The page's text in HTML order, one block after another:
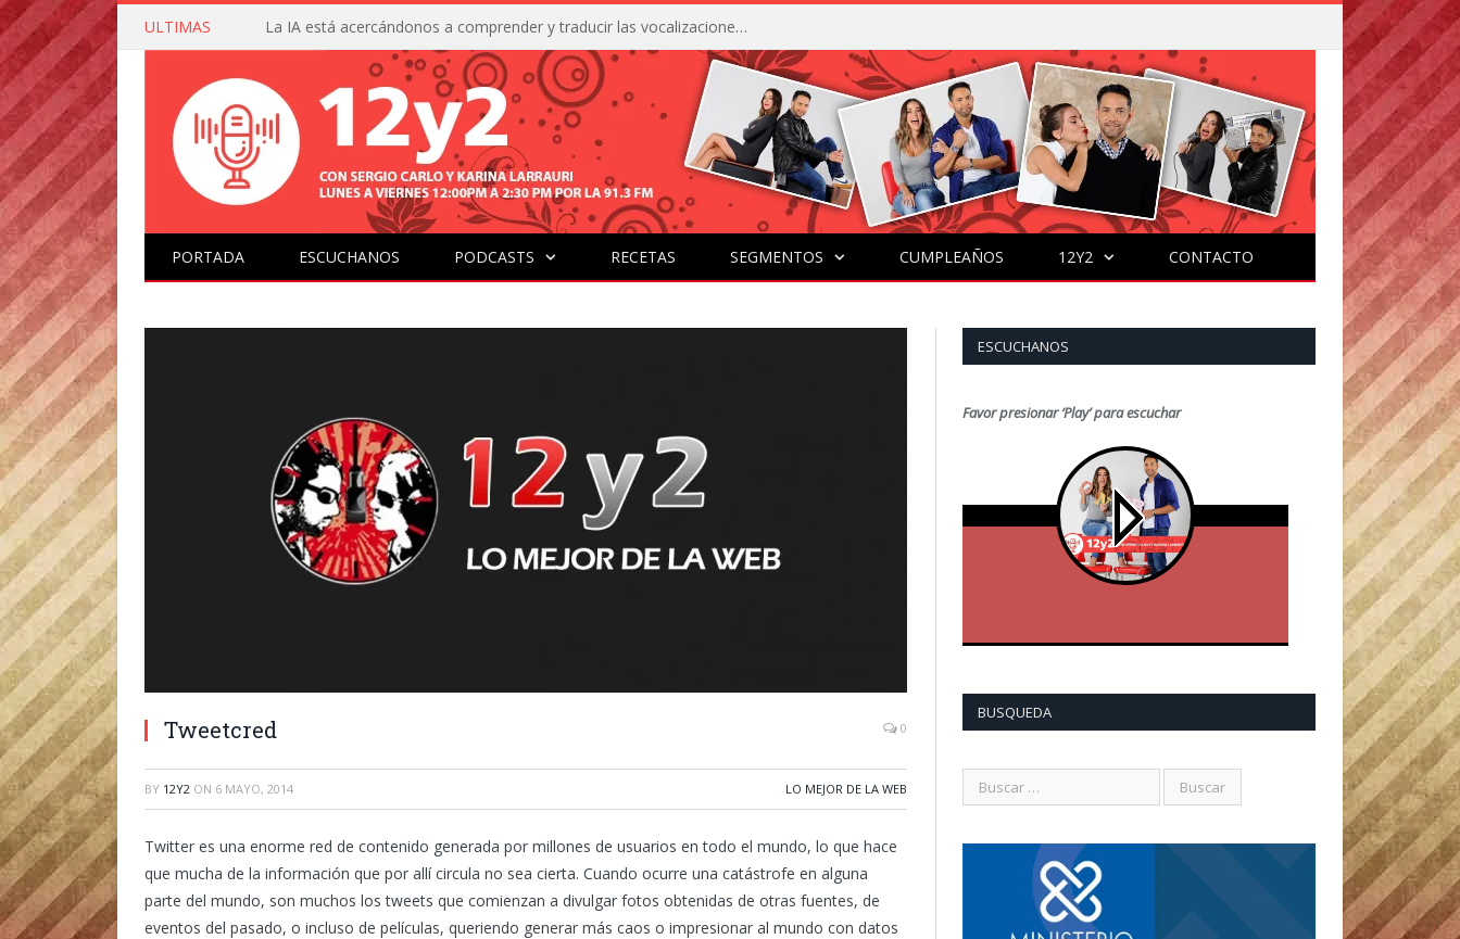
ULTIMAS La IA está acercándonos a comprender y traducir las vocalizaciones y comportamientos de nuestras mascotas
PORTADA ESCUCHANOS PODCASTS RECETAS SEGMENTOS CUMPLEAÑOS 12Y2 CONTACTO
Tweetcred 0
BY 12Y2 ON 6 MAYO, 2014 LO MEJOR DE LA WEB
Twitter es una enorme red de contenido generada por millones de usuarios en todo el mundo, lo que hace
que mucha de la información que por allí circula no sea cierta. Cuando ocurre una catástrofe en alguna
parte del mundo, son muchos los tweets que comienzan a divulgar fotos obtenidas de otras fuentes, de
eventos del pasado, o incluso de películas, queriendo generar más caos o impresionar al mundo con datos
ESCUCHANOS
Favor presionar ‘Play’ para escuchar
BUSQUEDA